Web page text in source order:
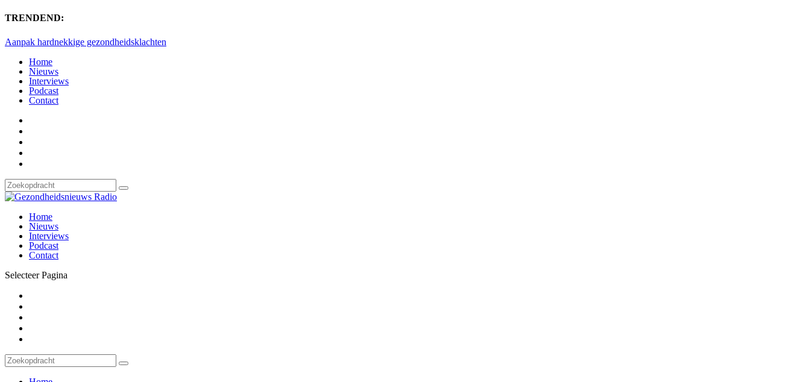
TRENDEND:
Aanpak hardnekkige gezondheidsklachten
Home
Nieuws
Interviews
Podcast
Contact
Home
Nieuws
Interviews
Podcast
Contact
Selecteer Pagina